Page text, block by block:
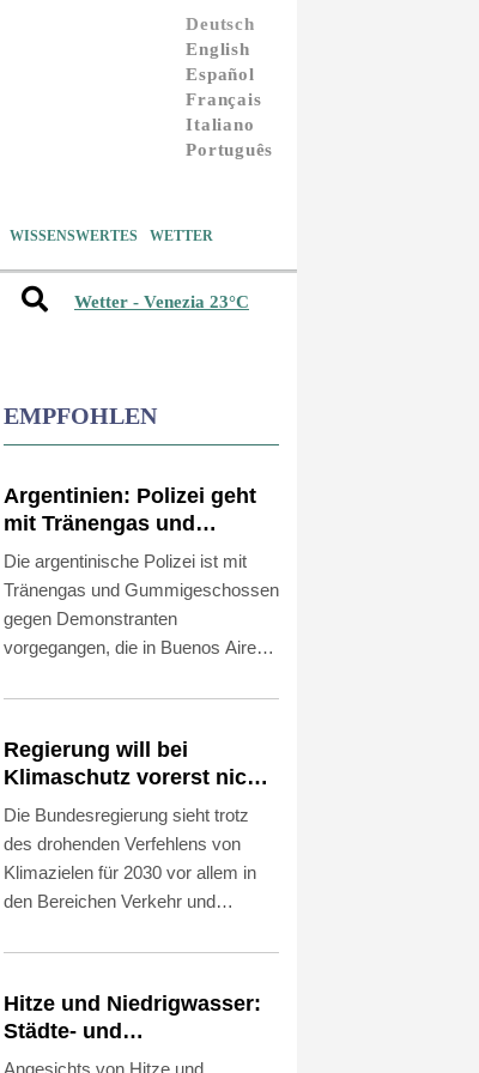
Deutsch
English
Español
Français
Italiano
Português
WISSENSWERTES WETTER
Wetter - Venezia 23°C
EMPFOHLEN
Argentinien: Polizei geht
mit Tränengas und
Gummigeschossen gegen
Proteste vor
Die argentinische Polizei ist mit
Tränengas und Gummigeschossen
gegen Demonstranten
vorgegangen, die in Buenos Aires
Gesetzentwurf zur Stärkung von
Demonstration fand am
Donnerstag vor dem Sitz des
Senats in der Hauptstadt statt und
startete zunächst friedlich. Mit
Einbruch der Nacht brachen laut
dem Bericht eines
Auseinandersetzungen zwischen
Polizei und Teilnehmern aus. Die
Regierung will bei
Klimaschutz vorerst nicht
nachsteuern - Kritik der
Grünen
Die Bundesregierung sieht trotz
des drohenden Verfehlens von
Klimazielen für 2030 vor allem in
den Bereichen Verkehr und
die von ihr vorgesehenen
nachzuschärfen. Das geht aus
einer Antwort auf eine Anfrage der
Hitze und Niedrigwasser:
Städte- und
Gemeindebund fordert
Angesichts von Hitze und